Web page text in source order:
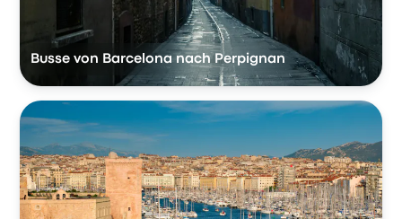
Busse von Barcelona nach Perpignan